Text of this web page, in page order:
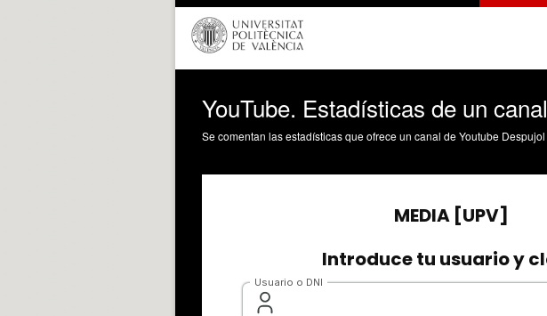
YouTube. Estadísticas de un canal